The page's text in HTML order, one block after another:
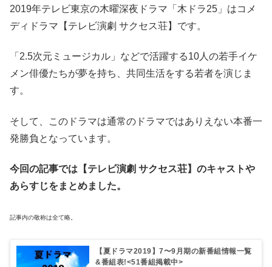
2019年テレビ東京の木曜深夜ドラマ「木ドラ25」はコメ
ディドラマ【テレビ演劇 サクセス荘】です。
「2.5次元ミュージカル」などで活躍する10人の若手イケ
メン俳優たちが夢を持ち、共同生活をする若者を演じま
す。
そして、このドラマは通常のドラマではありえない本番一
発勝負となっています。
今回の記事では【テレビ演劇 サクセス荘】のキャストや
あらすじをまとめました。
記事内の敬称は全て略。
【夏ドラマ2019】7〜9月期の新番組情報一覧
&番組表!<51番組掲載中>